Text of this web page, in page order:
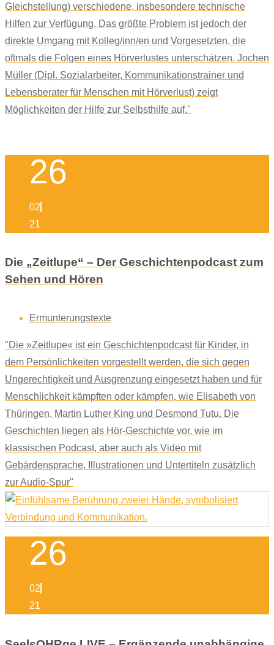
Gleichstellung) verschiedene, insbesondere technische
Hilfen zur Verfügung. Das größte Problem ist jedoch der
direkte Umgang mit Kolleg/inn/en und Vorgesetzten, die
oftmals die Folgen eines Hörverlustes unterschätzen. Jochen
Müller (Dipl. Sozialarbeiter, Kommunikationstrainer und
Lebensberater für Menschen mit Hörverlust) zeigt
Möglichkeiten der Hilfe zur Selbsthilfe auf."
26
02
21
Die „Zeitlupe“ – Der Geschichtenpodcast zum
Sehen und Hören
Ermunterungstexte
"Die »Zeitlupe« ist ein Geschichtenpodcast für Kinder, in
dem Persönlichkeiten vorgestellt werden, die sich gegen
Ungerechtigkeit und Ausgrenzung eingesetzt haben und für
Menschlichkeit kämpften oder kämpfen, wie Elisabeth von
Thüringen, Martin Luther King und Desmond Tutu. Die
Geschichten liegen als Hör-Geschichte vor, wie im
klassischen Podcast, aber auch als Video mit
Gebärdensprache, Illustrationen und Untertiteln zusätzlich
zur Audio-Spur"
26
02
21